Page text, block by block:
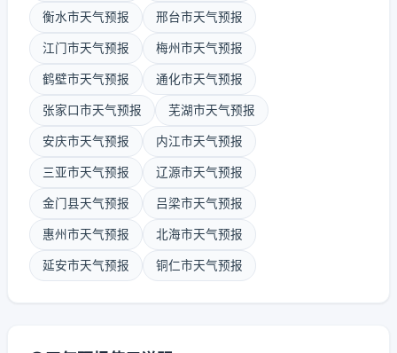
衡水市天气预报 邢台市天气预报
江门市天气预报 梅州市天气预报
鹤壁市天气预报 通化市天气预报
张家口市天气预报 芜湖市天气预报
安庆市天气预报 内江市天气预报
三亚市天气预报 辽源市天气预报
金门县天气预报 吕梁市天气预报
惠州市天气预报 北海市天气预报
延安市天气预报 铜仁市天气预报